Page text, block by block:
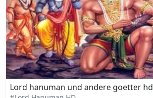
Lord hanuman und andere goetter hd